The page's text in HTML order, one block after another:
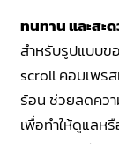
ทนทาน และสะ
สำหรับรูปแบบข
scroll คอมเพร
ร้อน ช่วยลดคว
เพื่อทำให้ดูแลห